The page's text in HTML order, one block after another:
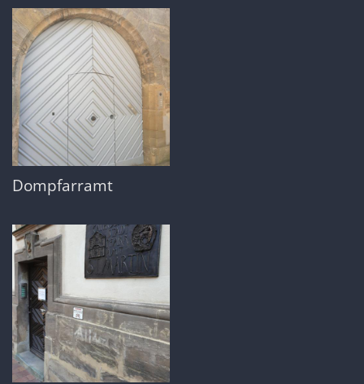
Dompfarramt